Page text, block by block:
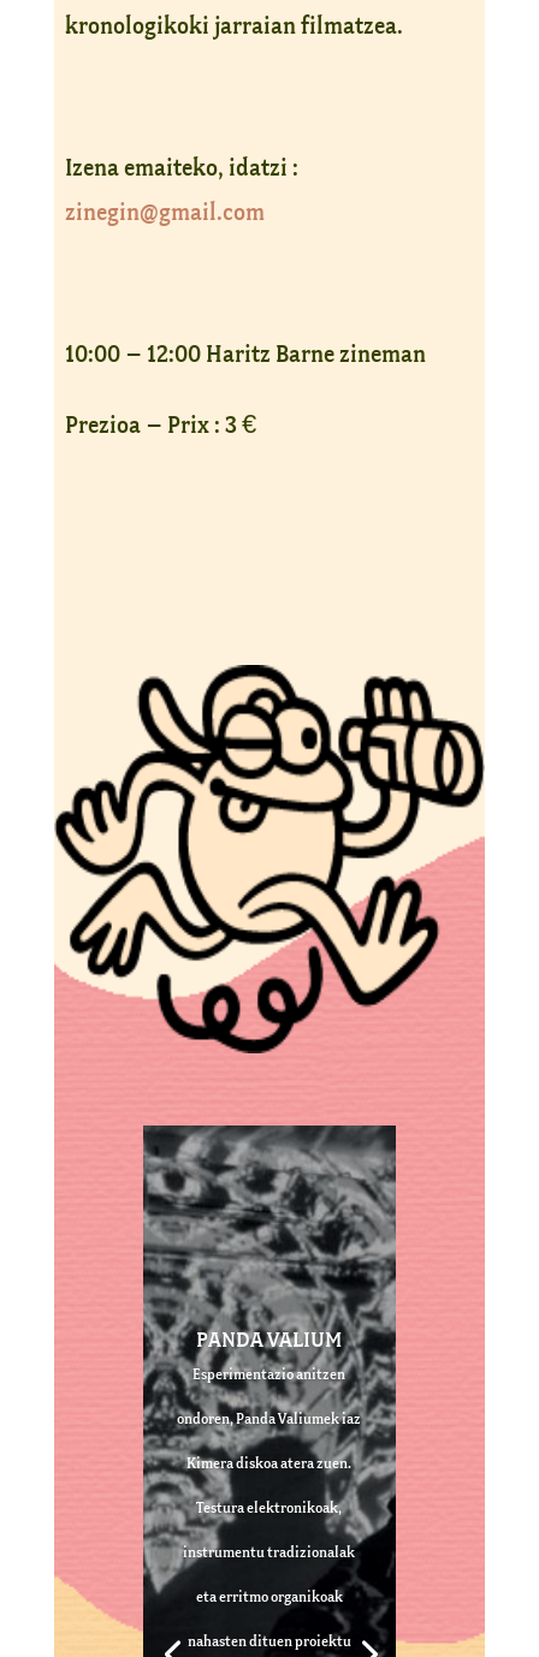
kronologikoki jarraian filmatzea.
Izena emaiteko, idatzi :
zinegin@gmail.com
10:00 – 12:00 Haritz Barne zineman
Prezioa – Prix : 3 €
PANDA VALIUM
Esperimentazio anitzen
ondoren, Panda Valiumek iaz
Kimera diskoa atera zuen.
Testura elektronikoak,
instrumentu tradizionalak
eta erritmo organikoak
nahasten dituen proiektu